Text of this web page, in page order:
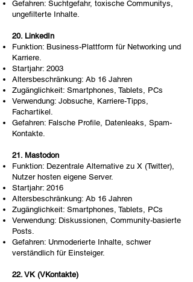
Gefahren: Suchtgefahr, toxische Communitys,
ungefilterte Inhalte.
20. LinkedIn
Funktion: Business-Plattform für Networking und
Karriere.
Startjahr: 2003
Altersbeschränkung: Ab 16 Jahren
Zugänglichkeit: Smartphones, Tablets, PCs
Verwendung: Jobsuche, Karriere-Tipps,
Fachartikel.
Gefahren: Falsche Profile, Datenleaks, Spam-
Kontakte.
21. Mastodon
Funktion: Dezentrale Alternative zu X (Twitter),
Nutzer hosten eigene Server.
Startjahr: 2016
Altersbeschränkung: Ab 16 Jahren
Zugänglichkeit: Smartphones, Tablets, PCs
Verwendung: Diskussionen, Community-basierte
Posts.
Gefahren: Unmoderierte Inhalte, schwer
verständlich für Einsteiger.
22. VK (VKontakte)